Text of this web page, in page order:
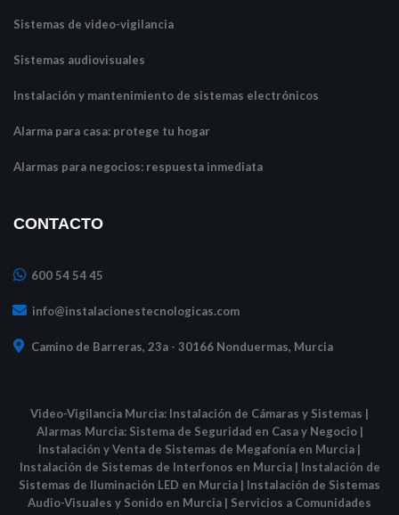
Sistemas de video-vigilancia
Sistemas audiovisuales
Instalación y mantenimiento de sistemas electrónicos
Alarma para casa: protege tu hogar
Alarmas para negocios: respuesta inmediata
CONTACTO
600 54 54 45
info@instalacionestecnologicas.com
Camino de Barreras, 23a - 30166 Nonduermas, Murcia
Video-Vigilancia Murcia: Instalación de Cámaras y Sistemas |
Alarmas Murcia: Sistema de Seguridad en Casa y Negocio|
Instalación y Venta de Sistemas de Megafonía en Murcia |
Instalación de Sistemas de Interfonos en Murcia| Instalación de
Sistemas de Iluminación LED en Murcia | Instalación de Sistemas
Audio-Visuales y Sonido en Murcia | Servicios a Comunidades